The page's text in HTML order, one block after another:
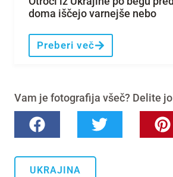
doma iščejo varnejše nebo
Preberi več
Vam je fotografija všeč? Delite
UKRAJINA